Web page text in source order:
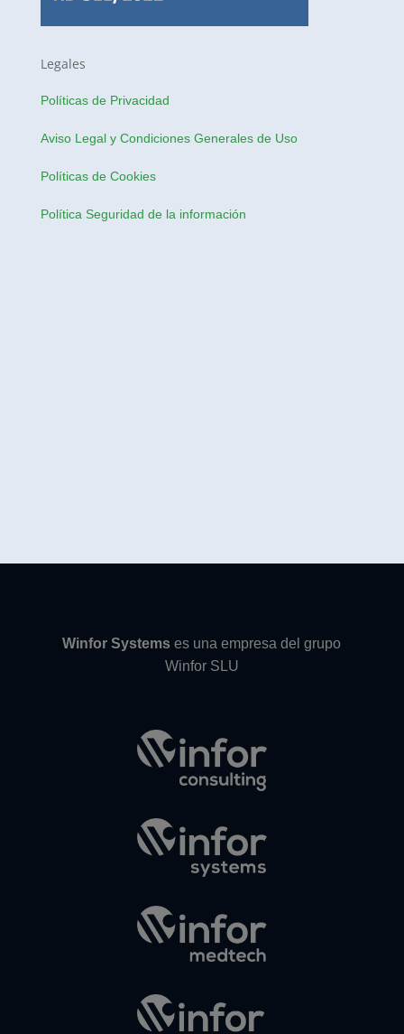
Legales
Políticas de Privacidad
Aviso Legal y Condiciones Generales de Uso
Políticas de Cookies
Política Seguridad de la información
Winfor Systems es una empresa del grupo
Winfor SLU